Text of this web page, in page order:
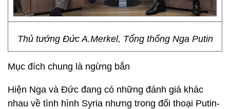
Thủ tướng Đức A.Merkel, Tổng thống Nga Putin
Mục đích chung là ngừng bắn
Hiện Nga và Đức đang có những đánh giá khác
nhau về tình hình Syria nhưng trong đối thoại Putin-